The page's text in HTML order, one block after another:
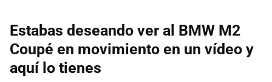
Estabas deseando ver al BMW M2
Coupé en movimiento en un vídeo y
aquí lo tienes